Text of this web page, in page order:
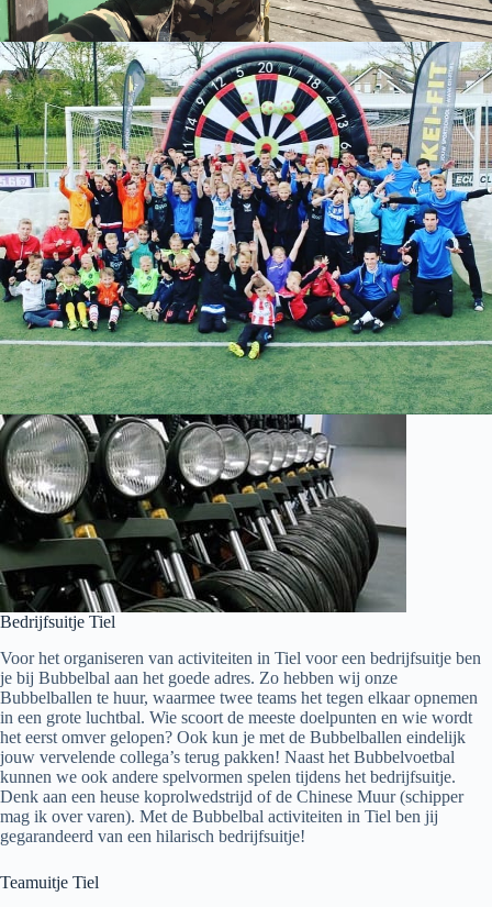
Bedrijfsuitje Tiel
Voor het organiseren van activiteiten in Tiel voor een bedrijfsuitje ben
je bij Bubbelbal aan het goede adres. Zo hebben wij onze
Bubbelballen te huur, waarmee twee teams het tegen elkaar opnemen
in een grote luchtbal. Wie scoort de meeste doelpunten en wie wordt
het eerst omver gelopen? Ook kun je met de Bubbelballen eindelijk
jouw vervelende collega’s terug pakken! Naast het Bubbelvoetbal
kunnen we ook andere spelvormen spelen tijdens het bedrijfsuitje.
Denk aan een heuse koprolwedstrijd of de Chinese Muur (schipper
mag ik over varen). Met de Bubbelbal activiteiten in Tiel ben jij
gegarandeerd van een hilarisch bedrijfsuitje!
Teamuitje Tiel